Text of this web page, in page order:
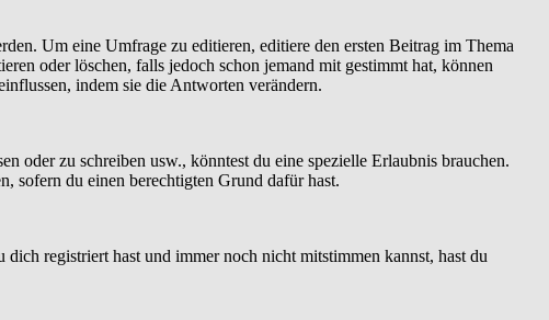
Um eine Umfrage zu editieren, editiere den ersten Beitrag im Thema
oder löschen, falls jedoch schon jemand mit gestimmt hat, können
indem sie die Antworten verändern.
oder zu schreiben usw., könntest du eine spezielle Erlaubnis brauchen.
sofern du einen berechtigten Grund dafür hast.
registriert hast und immer noch nicht mitstimmen kannst, hast du